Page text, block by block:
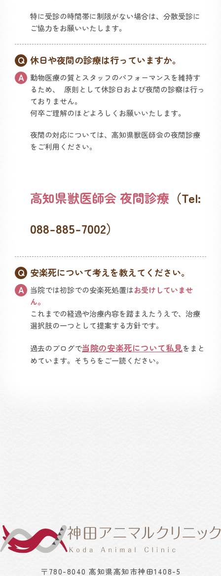
特に受診の時間帯に制限がない場合は、分散受診に
ご協力をお願いいたします。
休日や夜間の診療は行っていますか。
動物医療の質とスタッフのパフォーマンスを維持す
るため、 原則として休診日および夜間の診察は行っ
ておりません。
何卒ご理解のほどよろしくお願いいたします。
夜間の対応については、高知県獣医師会の夜間診療
をご利用ください。
高知県獣医師会 夜間診療 （Tel:
088-885-7002）
安楽死について考えを教えてください。
当院では初診での安楽死処置はお受けしていませ
ん。
これまでの経過や治療内容を踏まえたうえで、治療
選択肢の一つとして提案する方針です。
過去のブログで当院の安楽死について私見をまと
めています。そちらをご一読ください。
〒780-8040 高知県高知市神田1408-5